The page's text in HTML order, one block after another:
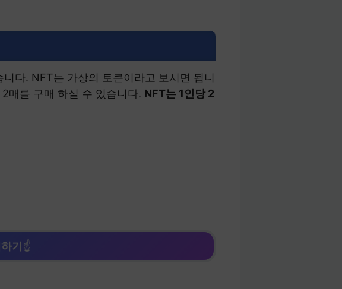
다. NFT는 가상의 토큰이라고 보시면 됩니
매를 구매 하실 수 있습니다. NFT는 1인당 2
기☝